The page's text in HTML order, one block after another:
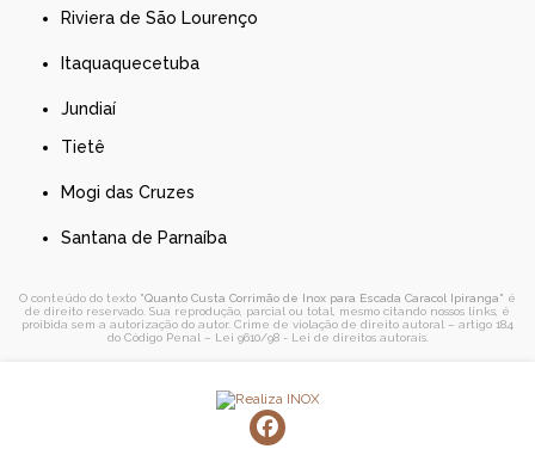
Riviera de São Lourenço
Itaquaquecetuba
Jundiaí
Tietê
Mogi das Cruzes
Santana de Parnaíba
O conteúdo do texto "Quanto Custa Corrimão de Inox para Escada Caracol Ipiranga" é
de direito reservado. Sua reprodução, parcial ou total, mesmo citando nossos links, é
proibida sem a autorização do autor. Crime de violação de direito autoral – artigo 184
do Código Penal – Lei 9610/98 - Lei de direitos autorais.